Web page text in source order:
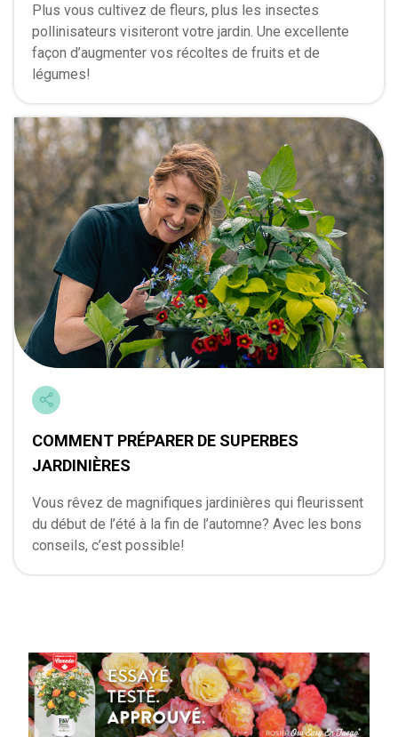
Plus vous cultivez de fleurs, plus les insectes
pollinisateurs visiteront votre jardin. Une excellente
façon d’augmenter vos récoltes de fruits et de
légumes!
COMMENT PRÉPARER DE SUPERBES
JARDINIÈRES
Vous rêvez de magnifiques jardinières qui fleurissent
du début de l’été à la fin de l’automne? Avec les bons
conseils, c’est possible!